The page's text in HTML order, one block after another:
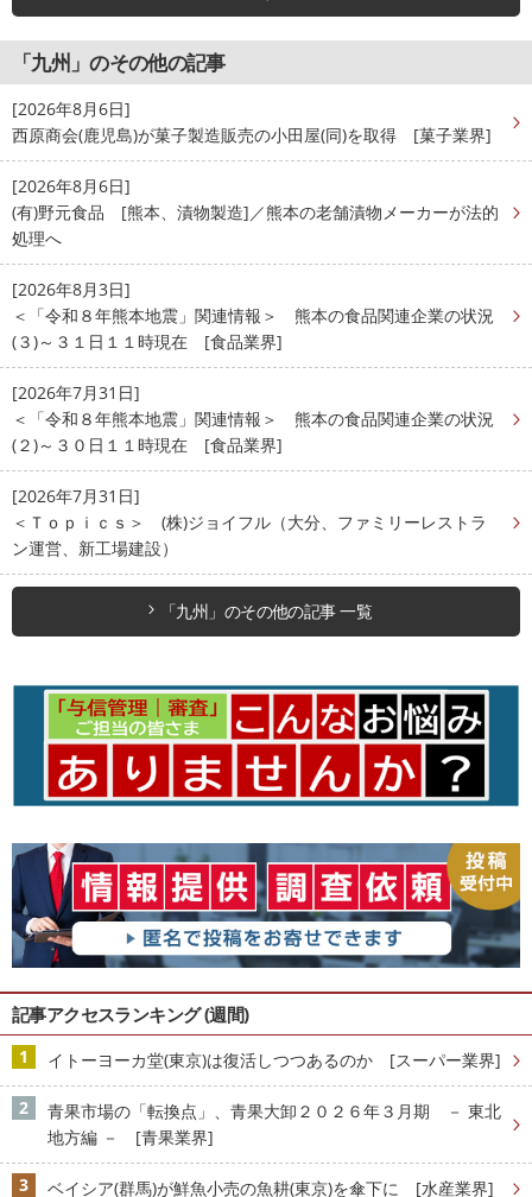
「九州」のその他の記事
[2026年8月6日]
西原商会(鹿児島)が菓子製造販売の小田屋(同)を取得 [菓子業界]
[2026年8月6日]
(有)野元食品 [熊本、漬物製造]／熊本の老舗漬物メーカーが法的
処理へ
[2026年8月3日]
＜「令和８年熊本地震」関連情報＞ 熊本の食品関連企業の状況
(３)～３１日１１時現在 [食品業界]
[2026年7月31日]
＜「令和８年熊本地震」関連情報＞ 熊本の食品関連企業の状況
(２)～３０日１１時現在 [食品業界]
[2026年7月31日]
＜Ｔｏｐｉｃｓ＞ (株)ジョイフル（大分、ファミリーレストラ
ン運営、新工場建設）
「九州」のその他の記事 一覧
記事アクセスランキング (週間)
イトーヨーカ堂(東京)は復活しつつあるのか [スーパー業界]
青果市場の「転換点」、青果大卸２０２６年３月期 － 東北
地方編 － [青果業界]
ベイシア(群馬)が鮮魚小売の魚耕(東京)を傘下に [水産業界]